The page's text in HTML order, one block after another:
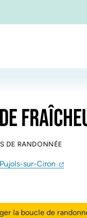
DE RANDONNÉE
sur-Ciron
la boucle de